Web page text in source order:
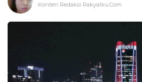
Konten Redaksi Rakyatku.Com